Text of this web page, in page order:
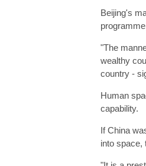
Beijing's
"The
wealthy
country -
Human
capability.
If China
into space,